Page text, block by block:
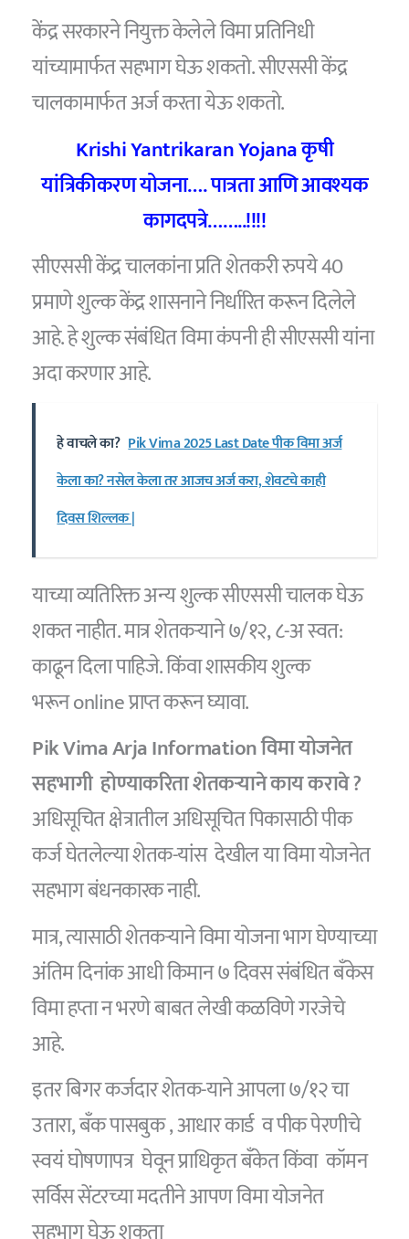
केंद्र सरकारने नियुक्त केलेले विमा प्रतिनिधी
यांच्यामार्फत सहभाग घेऊ शकतो. सीएससी केंद्र
चालकामार्फत अर्ज करता येऊ शकतो.
Krishi Yantrikaran Yojana कृषी
यांत्रिकीकरण योजना…. पात्रता आणि आवश्यक
कागदपत्रे……..!!!!
सीएससी केंद्र चालकांना प्रति शेतकरी रुपये 40
प्रमाणे शुल्क केंद्र शासनाने निर्धारित करून दिलेले
आहे. हे शुल्क संबंधित विमा कंपनी ही सीएससी यांना
अदा करणार आहे.
हे वाचले का? Pik Vima 2025 Last Date पीक विमा अर्ज
केला का? नसेल केला तर आजच अर्ज करा, शेवटचे काही
दिवस शिल्लक |
याच्या व्यतिरिक्त अन्य शुल्क सीएससी चालक घेऊ
शकत नाहीत. मात्र शेतकऱ्याने ७/१२, ८-अ स्वत:
काढून दिला पाहिजे. किंवा शासकीय शुल्क
भरून online प्राप्त करून घ्यावा.
Pik Vima Arja Information विमा योजनेत
सहभागी होण्याकरिता शेतकऱ्याने काय करावे ?
अधिसूचित क्षेत्रातील अधिसूचित पिकासाठी पीक
कर्ज घेतलेल्या शेतक-यांस देखील या विमा योजनेत
सहभाग बंधनकारक नाही.
मात्र, त्यासाठी शेतकऱ्याने विमा योजना भाग घेण्याच्या
अंतिम दिनांक आधी किमान ७ दिवस संबंधित बँकेस
विमा हप्ता न भरणे बाबत लेखी कळविणे गरजेचे
आहे.
इतर बिगर कर्जदार शेतक-याने आपला ७/१२ चा
उतारा, बँक पासबुक , आधार कार्ड व पीक पेरणीचे
स्वयं घोषणापत्र घेवून प्राधिकृत बँकेत किंवा कॉमन
सर्विस सेंटरच्या मदतीने आपण विमा योजनेत